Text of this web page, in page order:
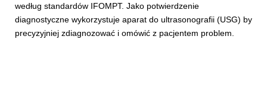
według standardów IFOMPT. Jako potwierdzenie
diagnostyczne wykorzystuje aparat do ultrasonografii (USG) by
precyzyjniej zdiagnozować i omówić z pacjentem problem.